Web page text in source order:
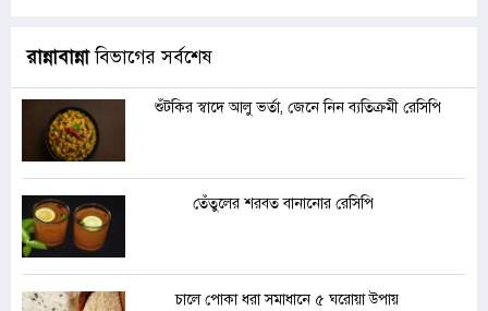
রান্নাবান্নাবিভাগের সর্বশেষ
শুঁটকির স্বাদে আলু ভর্তা, জেনে নিন ব্যতিক্রমী রেসিপি
তেঁতুলের শরবত বানানোর রেসিপি
চালে পোকা ধরা সমাধানে ৫ ঘরোয়া উপায়